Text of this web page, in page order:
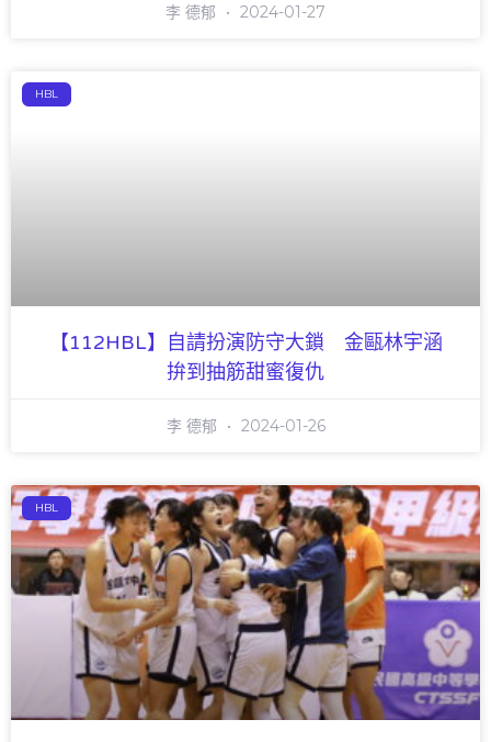
李 德郁 2024-01-27
HBL
【112HBL】自請扮演防守大鎖 金甌林宇涵
拚到抽筋甜蜜復仇
李 德郁 2024-01-26
HBL